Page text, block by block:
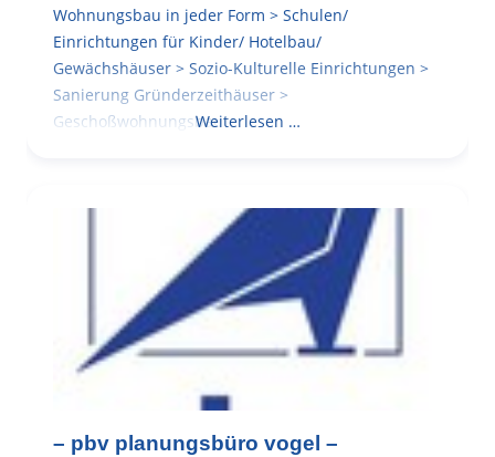
Wohnungsbau in jeder Form > Schulen/
Einrichtungen für Kinder/ Hotelbau/
Gewächshäuser > Sozio-Kulturelle Einrichtungen >
Sanierung Gründerzeithäuser >
GeschoßwohnungsbauWeiterlesen …
– pbv planungsbüro vogel –